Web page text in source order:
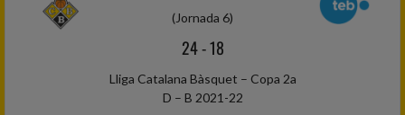
(Jornada 6)
24-18
Lliga Catalana Bàsquet – Copa 2a
D – B 2021-22